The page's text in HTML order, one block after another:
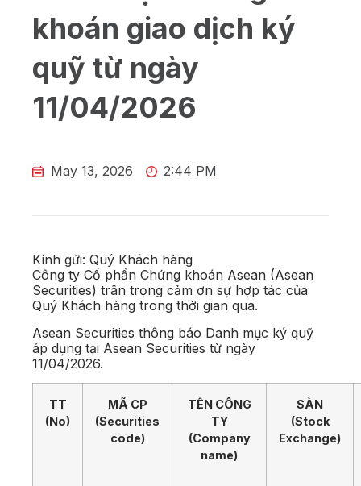
khoán giao dịch ký
quỹ từ ngày
11/04/2026
May 13, 2026 2:44 PM
Kính gửi: Quý Khách hàng
Công ty Cổ phần Chứng khoán Asean (Asean
Securities) trân trọng cảm ơn sự hợp tác của
Quý Khách hàng trong thời gian qua.
Asean Securities thông báo Danh mục ký quỹ
áp dụng tại Asean Securities từ ngày
11/04/2026.
TT
(No)
MÃ CP
(Securities
code)
TÊN CÔNG
TY
(Company
name)
SÀN
(Stock
Exchange)